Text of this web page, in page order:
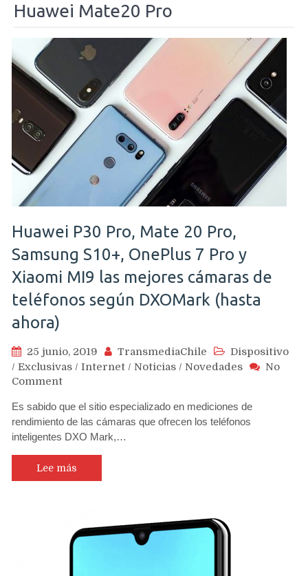
Huawei Mate20 Pro
Huawei P30 Pro, Mate 20 Pro,
Samsung S10+, OnePlus 7 Pro y
Xiaomi MI9 las mejores cámaras de
teléfonos según DXOMark (hasta
ahora)
25 junio, 2019 TransmediaChile
Dispositivo
/ Exclusivas / Internet / Noticias / Novedades
No
Commenton
P30
Pro,
Mate
20
Pro,
Samsung
Pro
Es sabido que el sitio especializado en mediciones de
rendimiento de las cámaras que ofrecen los teléfonos
inteligentes DXO Mark,…
Lee más